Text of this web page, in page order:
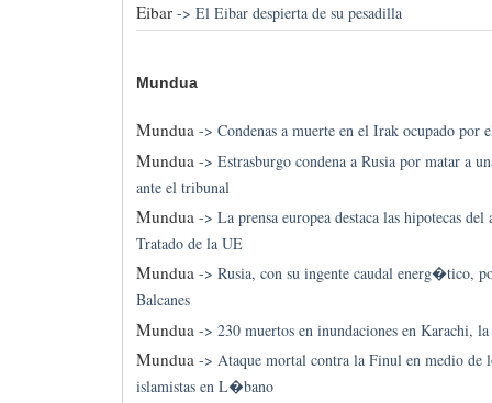
Eibar-> El Eibar despierta de su pesadilla
Mundua
Mundua-> Condenas a muerte en el Irak ocupado por
Mundua -> Estrasburgo condena a Rusia por matar a
ante el tribunal
Mundua-> La prensa europea destaca las hipotecas
Tratado de la UE
Mundua-> Rusia, con su ingente caudal energ�tico,
Balcanes
Mundua -> 230 muertos en inundaciones en Karachi,
Mundua-> Ataque mortal contra la Finul en medio de
islamistas en L�bano